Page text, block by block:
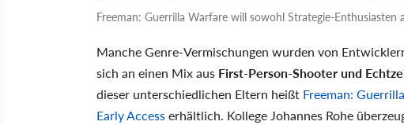
Freeman: Guerrilla Warfare will sowohl Strategie-Enthusiasten
Manche Genre-Vermischungen wurden von
sich an einen Mix aus First-Person-Shooter und
dieser unterschiedlichen Eltern heißt Freeman:
Early Accesserhältlich. Kollege Johannes Rohe